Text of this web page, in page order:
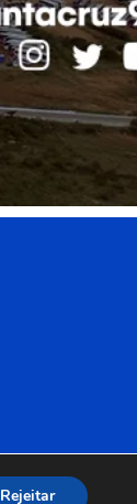
Rejeitar